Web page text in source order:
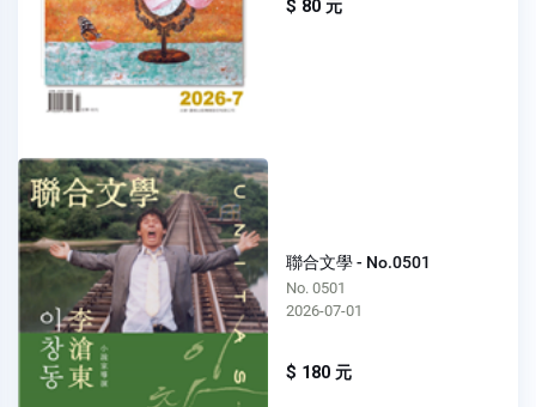
$ 80 元
聯合文學 - No.0501
No. 0501
2026-07-01
$ 180 元